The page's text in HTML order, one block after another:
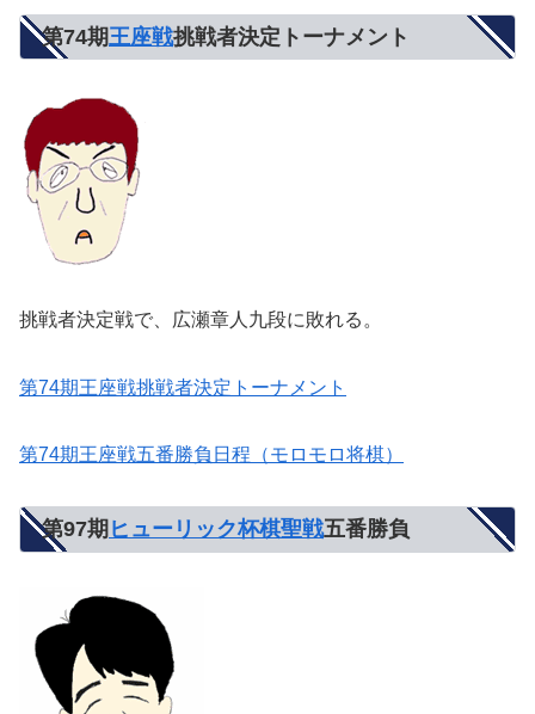
第74期王座戦挑戦者決定トーナメント
挑戦者決定戦で、広瀬章人九段に敗れる。
第74期王座戦挑戦者決定トーナメント
第74期王座戦五番勝負日程（モロモロ将棋）
第97期 ヒューリック杯棋聖戦五番勝負